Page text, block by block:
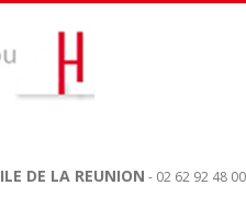
ILE DE LA REUNION - 02 62 92 48 00